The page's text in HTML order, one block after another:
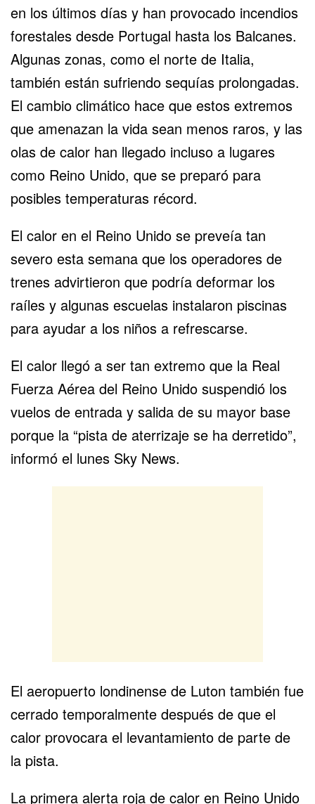
en los últimos días y han provocado incendios
forestales desde Portugal hasta los Balcanes.
Algunas zonas, como el norte de Italia,
también están sufriendo sequías prolongadas.
El cambio climático hace que estos extremos
que amenazan la vida sean menos raros, y las
olas de calor han llegado incluso a lugares
como Reino Unido, que se preparó para
posibles temperaturas récord.
El calor en el Reino Unido se preveía tan
severo esta semana que los operadores de
trenes advirtieron que podría deformar los
raíles y algunas escuelas instalaron piscinas
para ayudar a los niños a refrescarse.
El calor llegó a ser tan extremo que la Real
Fuerza Aérea del Reino Unido suspendió los
vuelos de entrada y salida de su mayor base
porque la “pista de aterrizaje se ha derretido”,
informó el lunes Sky News.
El aeropuerto londinense de Luton también fue
cerrado temporalmente después de que el
calor provocara el levantamiento de parte de
la pista.
La primera alerta roja de calor en Reino Unido